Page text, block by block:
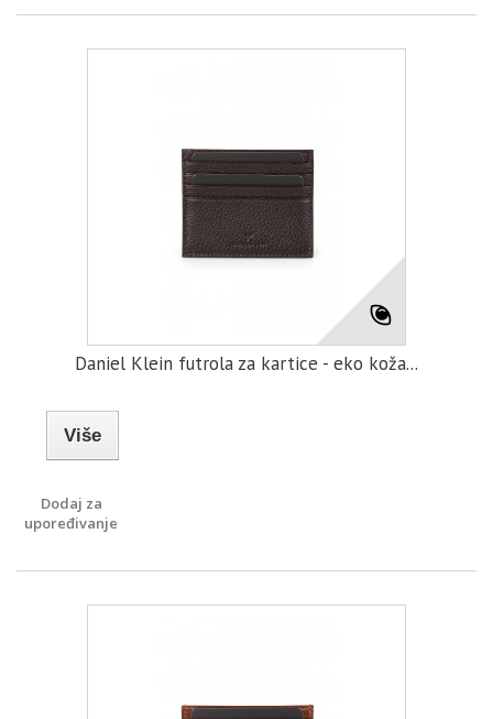
Daniel Klein futrola za kartice - eko koža...
Više
Dodaj za
upoređivanje